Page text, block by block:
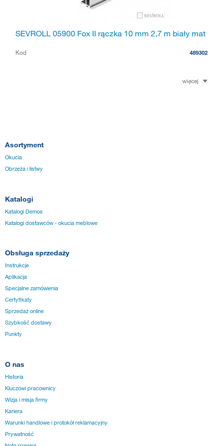
SEVROLL 05900 Fox II rączka 10 mm 2,7 m biały mat
Kod 489302
więcej
Asortyment
Okucia
Obrzeża i listwy
Katalogi
Katalogi Demos
Katalogi dostawców - okucia meblowe
Obsługa sprzedaży
Instrukcje
Aplikacja
Specjalne zamówienia
Certyfikaty
Sprzedaż online
Szybkość dostawy
Punkty
O nas
Historia
Kluczowi pracownicy
Wizja i misja firmy
Kariera
Warunki handlowe i protokół reklamacyjny
Prywatność